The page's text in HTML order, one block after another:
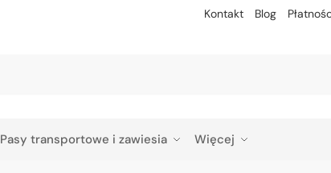
Kontakt Blog
Pasy transportowe i zawiesia Więcej